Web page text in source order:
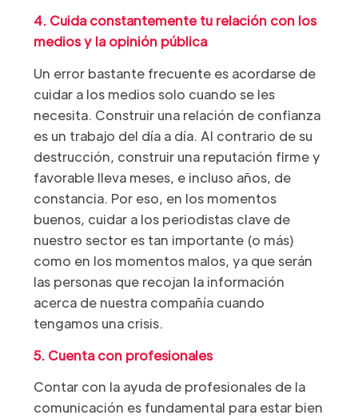
4. Cuida constantemente tu relación con los
medios y la opinión pública
Un error bastante frecuente es acordarse de
cuidar a los medios solo cuando se les
necesita. Construir una relación de confianza
es un trabajo del día a día. Al contrario de su
destrucción, construir una reputación firme y
favorable lleva meses, e incluso años, de
constancia. Por eso, en los momentos
buenos, cuidar a los periodistas clave de
nuestro sector es tan importante (o más)
como en los momentos malos, ya que serán
las personas que recojan la información
acerca de nuestra compañía cuando
tengamos una crisis.
5. Cuenta con profesionales
Contar con la ayuda de profesionales de la
comunicación es fundamental para estar bien